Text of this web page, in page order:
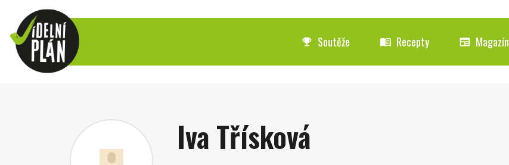
emoji_events Soutěže menu_book Recepty newspaper Magazín
Iva Třísková